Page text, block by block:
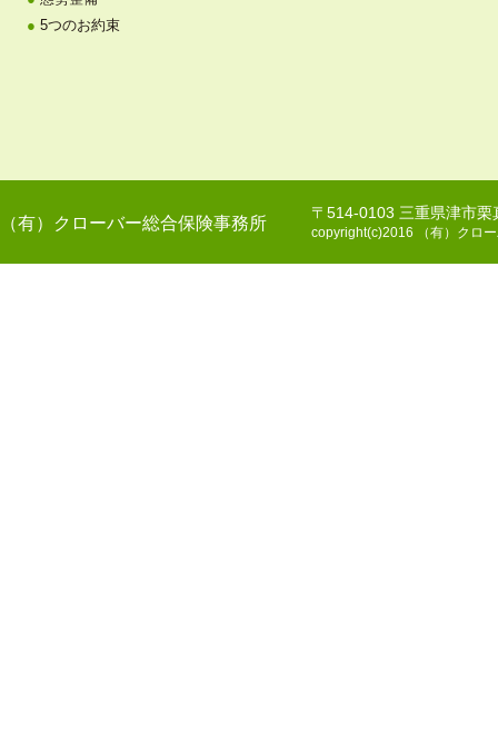
5つのお約束
（有）クローバー総合保険事務所
〒514-0103 三重県津市
copyright(c)2016 （有）クロ